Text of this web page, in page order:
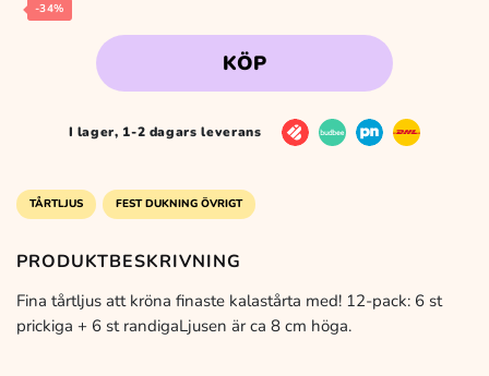
priset
var:
29 kr.
priset
är:
-34%
KÖP
I lager, 1-2 dagars leverans
TÅRTLJUS FEST DUKNING ÖVRIGT
PRODUKTBESKRIVNING
Fina tårtljus att kröna finaste kalastårta med! 12-pack: 6 st
prickiga + 6 st randigaLjusen är ca 8 cm höga.